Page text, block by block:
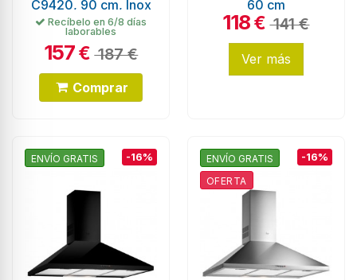
C9420, 90 cm, Inox
Recíbelo en 6/8 días
laborables
157€ 187 €
Comprar
60 cm
118€ 141 €
Ver más
ENVÍO GRATIS -16%
ENVÍO GRATIS
OFERTA
-16%